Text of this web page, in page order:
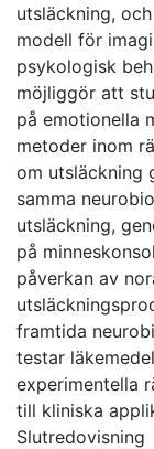
utsläckning,
modell för
psykologisk
möjliggör att
på emotionella
metoder inom
om utsläckning
samma
utsläckning,
på
påverkan av
framtida
testar
experimentella
till kliniska
Slutredovisning